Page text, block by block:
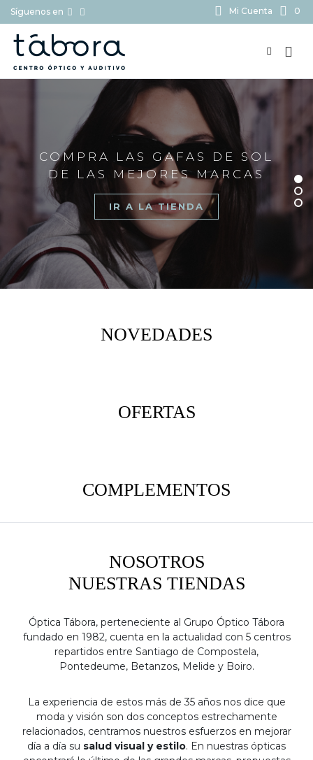
Síguenos en Mi Cuenta 0
COMPRA LAS GAFAS DE SOL
DE LAS MEJORES MARCAS
IR A LA TIENDA
NOVEDADES
OFERTAS
COMPLEMENTOS
NOSOTROS
NUESTRAS TIENDAS
Óptica Tábora, perteneciente al Grupo Óptico Tábora
fundado en 1982, cuenta en la actualidad con 5 centros
repartidos entre Santiago de Compostela,
Pontedeume, Betanzos, Melide y Boiro.
La experiencia de estos más de 35 años nos dice que
moda y visión son dos conceptos estrechamente
relacionados, centramos nuestros esfuerzos en mejorar
día a día su salud visual y estilo. En nuestras ópticas